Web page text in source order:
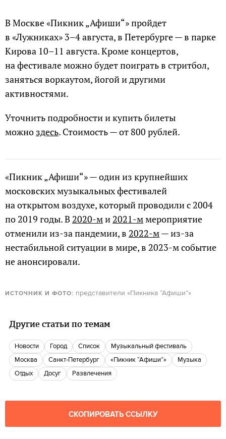
В Москве «Пикник „Афиши“» пройдет
в «Лужниках» 3–4 августа, в Петербурге — в парке
Кирова 10–11 августа. Кроме концертов,
на фестивале можно будет поиграть в стритбол,
заняться воркаутом, йогой и другими
активностями.
Уточнить подробности и купить билеты
можно здесь. Стоимость — от 800 рублей.
«Пикник „Афиши“» — один из крупнейших
московских музыкальных фестивалей
на открытом воздухе, который проводили с 2004
по 2019 годы. В 2020-ми 2021-ммероприятие
отменили из-за пандемии, в 2022-м— из-за
нестабильной ситуации в мире, в 2023-м событие
не анонсировали.
ИСТОЧНИК И ФОТО: представители «Пикника “Афиши”»
Другие статьи по темам
новости город Список
Музыкальный фестиваль
Москва
Санкт-Петербург «Пикник “Афиши”»
музыка
отдых
досуг Развлечения
СКОПИРОВАТЬ ССЫЛКУ